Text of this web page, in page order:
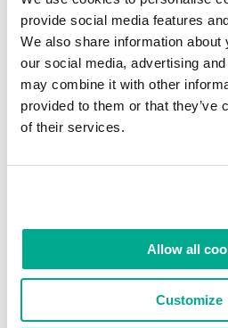
provide social media features
We also share information
our social media, advertising
may combine it with other
provided to them or that they’ve
of their services.
Allow all
Customize
DEIXE UM COMENTÁRIO.